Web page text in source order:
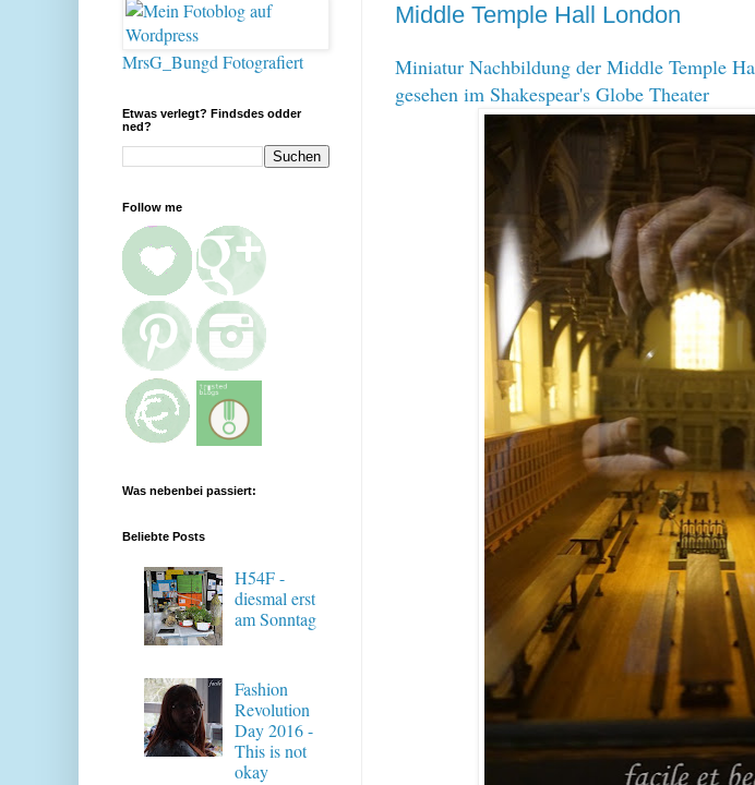
Middle Temple Hall London
Miniatur Nachbildung der Middle Temple
gesehen im Shakespear's Globe Theater
MrsG_Bungd Fotografiert
Etwas verlegt? Findsdes odder
ned?
Follow me
Was nebenbei passiert:
Beliebte Posts
H54F -
diesmal erst
am Sonntag
Fashion
Revolution
Day 2016 -
This is not
okay